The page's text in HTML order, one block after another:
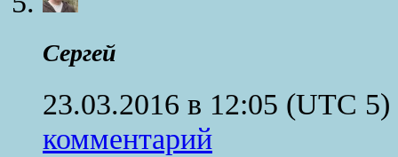
Сергей
23.03.2016 в 12:05 (UTC 5)
комментарий